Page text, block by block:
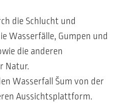
die Schlucht und
Wasserfälle, Gumpen und
die anderen
Natur.
Wasserfall Šum von der
Aussichtsplattform.